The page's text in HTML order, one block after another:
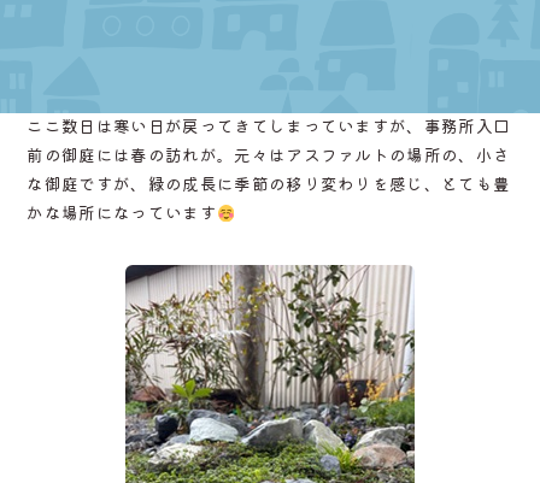
ここ数日は寒い日が戻ってきてしまっていますが、事務所入口
前の御庭には春の訪れが。元々はアスファルトの場所の、小さ
な御庭ですが、緑の成長に季節の移り変わりを感じ、とても豊
かな場所になっています